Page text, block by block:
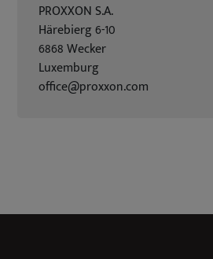
PROXXON S.A.
Härebierg 6-10
6868 Wecker
Luxemburg
office@proxxon.com